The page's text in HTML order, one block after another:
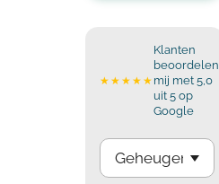
★★★★★
Klanten
beoordelen
mij met 5,0
uit 5 op
Google